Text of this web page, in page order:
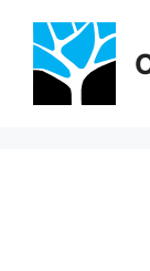
treści